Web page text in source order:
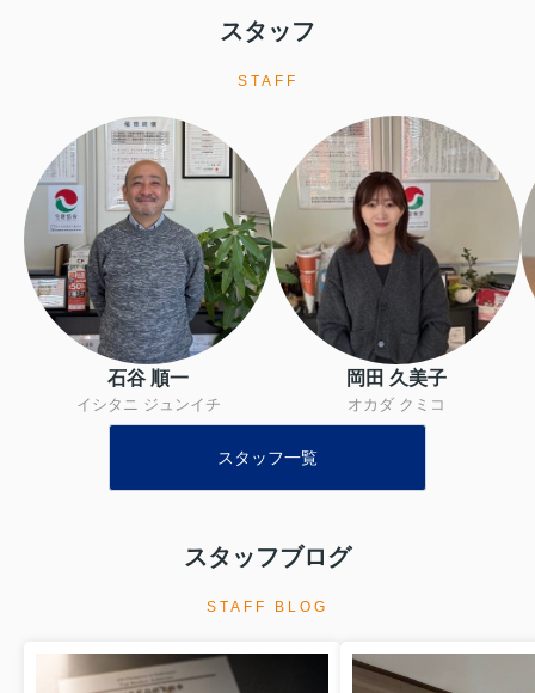
スタッフ
STAFF
石谷 順一
イシタニ ジュンイチ
岡田 久美子
オカダ クミコ
スタッフ一覧
スタッフブログ
STAFF BLOG